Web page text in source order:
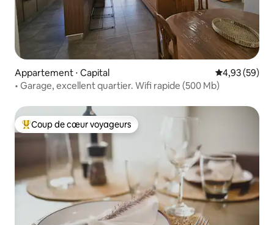
Appartement ⋅ Capital Évaluation
4,93 (59)
• Garage, excellent quartier. Wifi rapide (500 Mb)
Coups de cœur voyageurs les plus appréciés
Coup de cœur voyageurs